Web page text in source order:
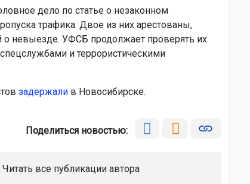
дело по статье о незаконном
трафика. Двое из них арестованы,
о невыезде. УФСБ продолжает проверять их
и террористическими
задержалив Новосибирске.
Поделиться новостью:
Читать все публикации автора